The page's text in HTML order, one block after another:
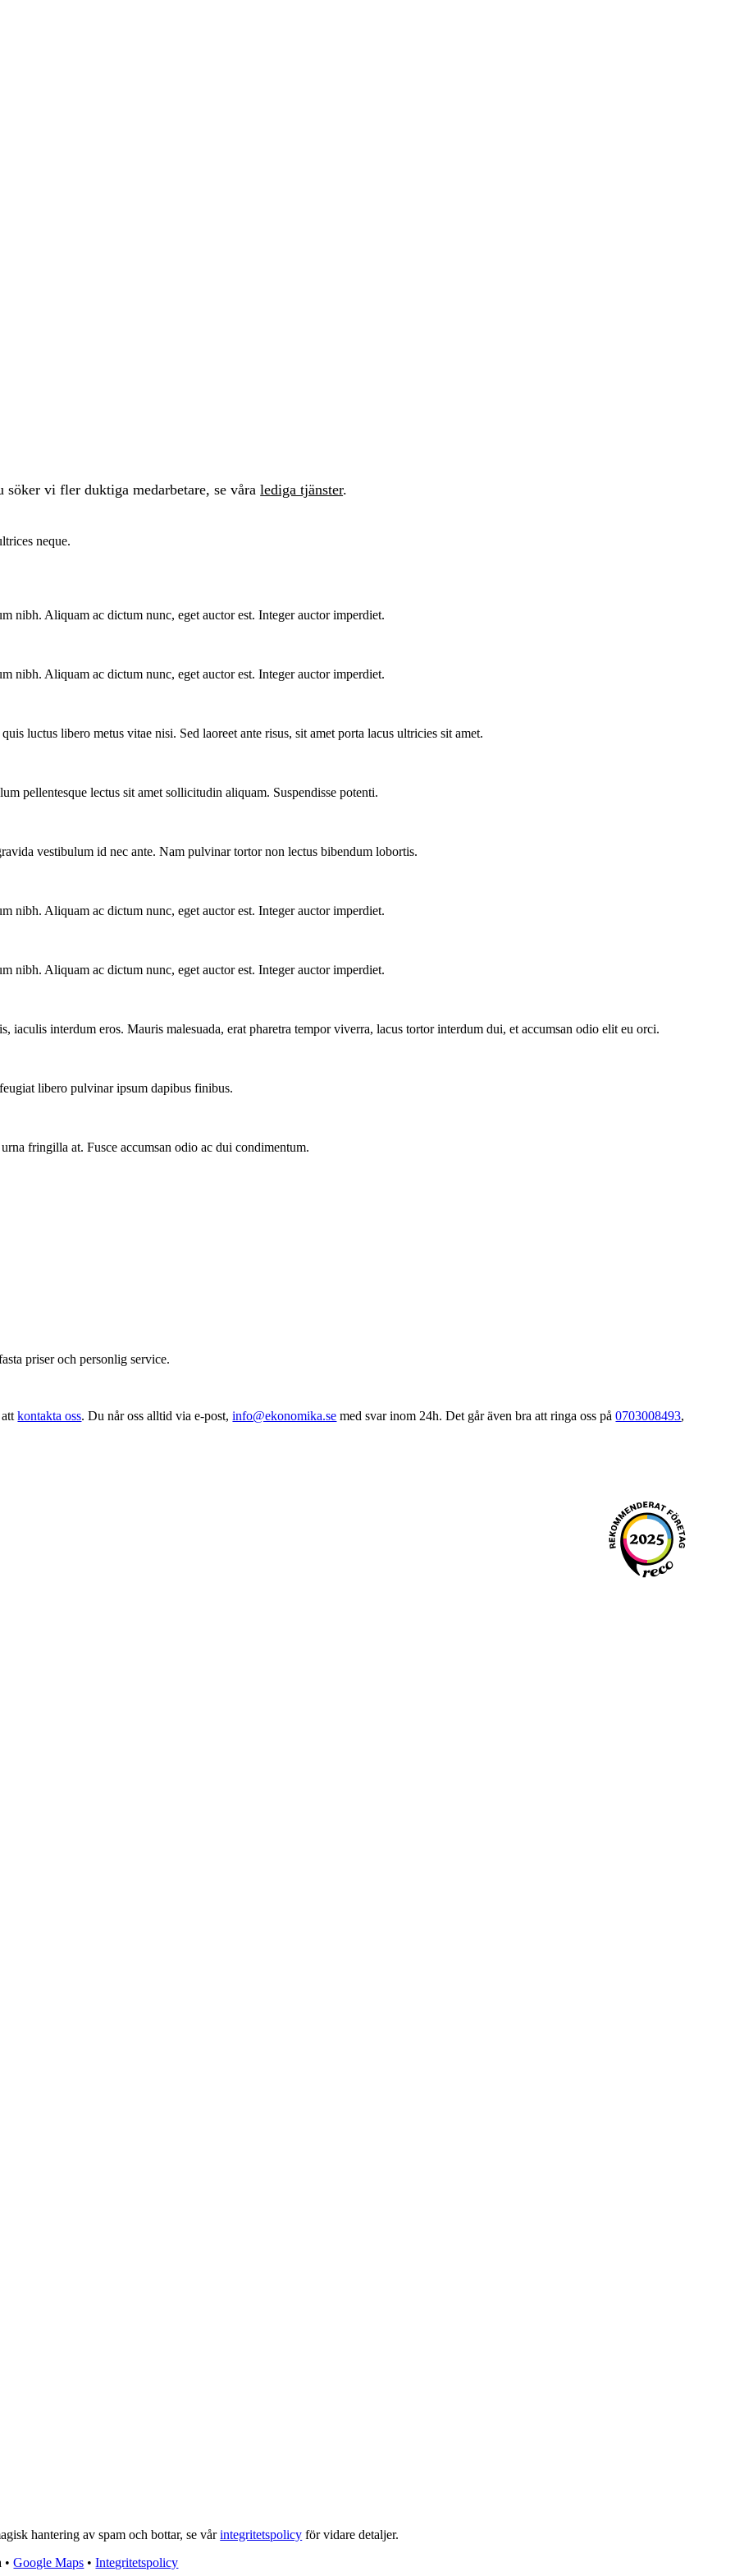
söker vi fler duktiga medarbetare, se våralediga tjänster.
neque.
nibh. Aliquam ac dictum nunc, eget auctor est. Integer auctor imperdiet.
nibh. Aliquam ac dictum nunc, eget auctor est. Integer auctor imperdiet.
luctus libero metus vitae nisi. Sed laoreet ante risus, sit amet porta lacus ultricies sit amet.
pellentesque lectus sit amet sollicitudin aliquam. Suspendisse potenti.
vestibulum id nec ante. Nam pulvinar tortor non lectus bibendum lobortis.
nibh. Aliquam ac dictum nunc, eget auctor est. Integer auctor imperdiet.
nibh. Aliquam ac dictum nunc, eget auctor est. Integer auctor imperdiet.
iaculis interdum eros. Mauris malesuada, erat pharetra tempor viverra, lacus tortor interdum dui, et accumsan odio elit eu orci.
libero pulvinar ipsum dapibus finibus.
fringilla at. Fusce accumsan odio ac dui condimentum.
priser och personlig service.
attkontakta oss. Du når oss alltid via e-post,info@ekonomika.se med svar inom 24h. Det går även bra att ringa oss på0703008493,
hantering av spam och bottar, se vårintegritetspolicy för vidare detaljer.
•Google Maps •Integritetspolicy